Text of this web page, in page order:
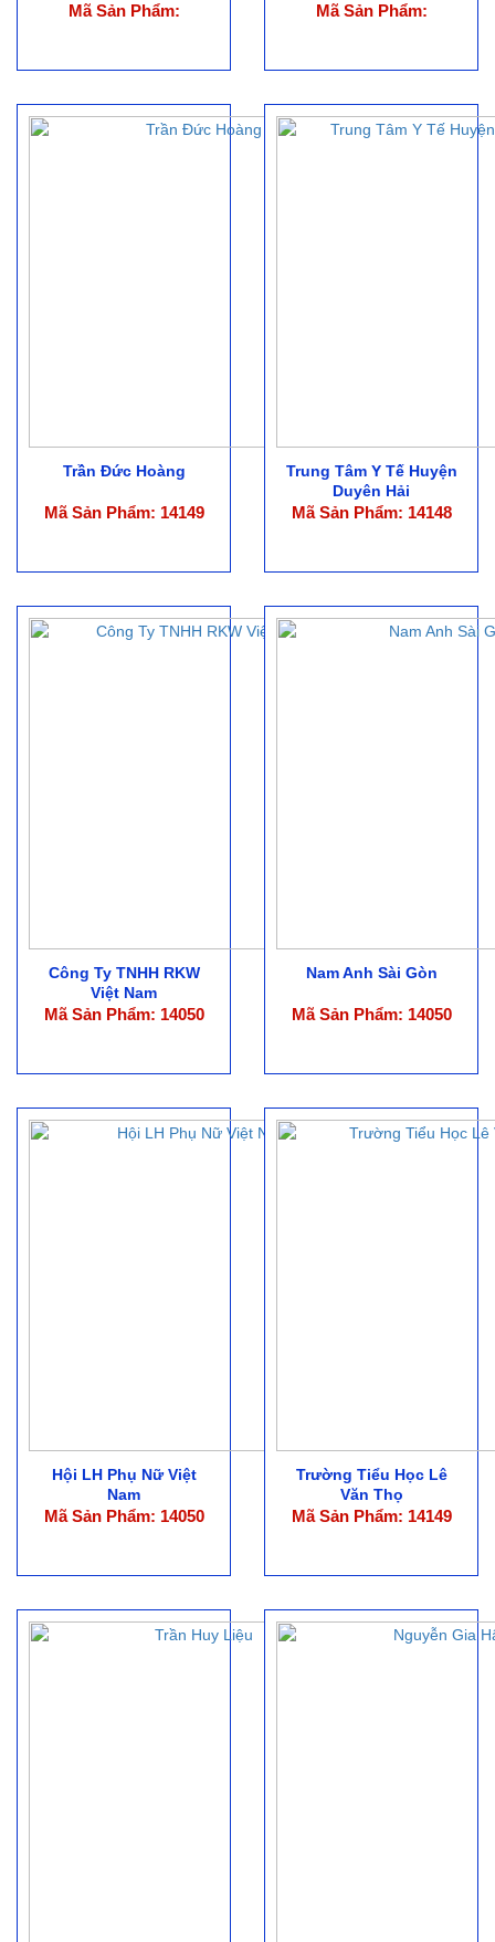
Mã Sản Phẩm: Mã Sản Phẩm:
Trần Đức Hoàng
Mã Sản Phẩm: 14149
Trung Tâm Y Tế Huyện
Duyên Hải
Mã Sản Phẩm: 14148
Công Ty TNHH RKW
Việt Nam
Mã Sản Phẩm: 14050
Nam Anh Sài Gòn
Mã Sản Phẩm: 14050
Hội LH Phụ Nữ Việt
Nam
Mã Sản Phẩm: 14050
Trường Tiểu Học Lê
Văn Thọ
Mã Sản Phẩm: 14149